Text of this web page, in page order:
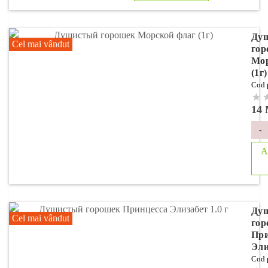
Cel mai vândut
(1г)
Cod
14
-
Cel mai vândut
Cod